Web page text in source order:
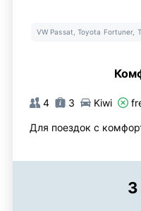
VW Passat, Toyota Fortuner,
4 3 Kiwi
Для поездок с